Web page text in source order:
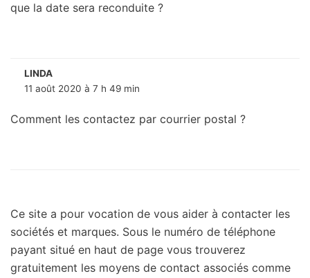
que la date sera reconduite ?
LINDA
11 août 2020 à 7 h 49 min
Comment les contactez par courrier postal ?
Ce site a pour vocation de vous aider à contacter les
sociétés et marques. Sous le numéro de téléphone
payant situé en haut de page vous trouverez
gratuitement les moyens de contact associés comme